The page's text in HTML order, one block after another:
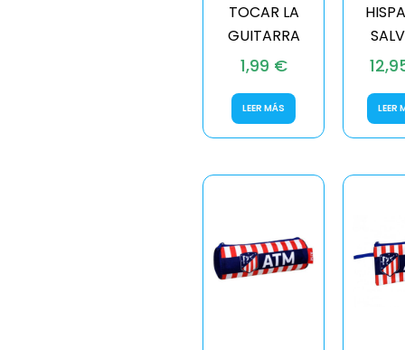
TOCAR LA
GUITARRA
1,99 €
LEER MÁS LEER